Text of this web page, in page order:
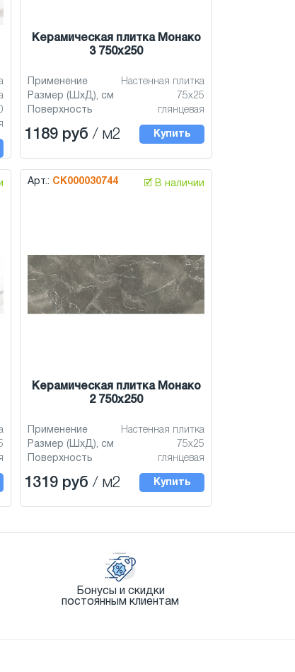
Керамическая плитка Монако
3 750x250
Применение
Настенная плитка
Размер (ШхД), см
75x25
Поверхность
глянцевая
1189 руб / м2 Купить
Арт.: СК000030744 🗹 В наличии
Керамическая плитка Монако
2 750x250
Применение
Настенная плитка
Размер (ШхД), см
75x25
Поверхность
глянцевая
1319 руб / м2 Купить
Бонусы и скидки
постоянным клиентам